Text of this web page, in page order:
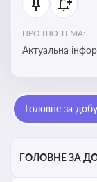
ПРО ЩО ТЕМА:
Актуальна
підприємств
Головне за
ГОЛОВНЕ ЗА